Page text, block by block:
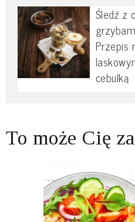
Śledź z
Przepis
cebulką
To może Cię